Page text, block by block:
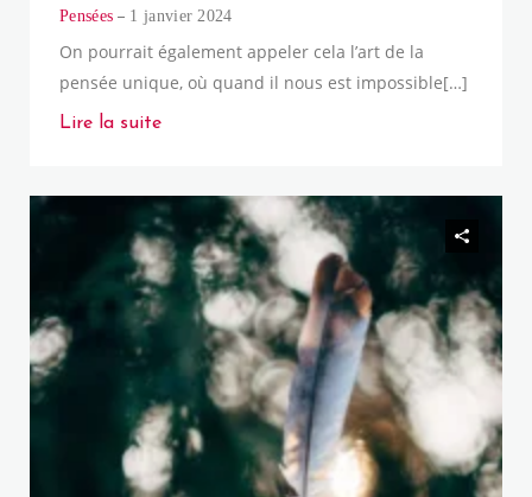
Pensées 1 janvier 2024
On pourrait également appeler cela l’art de la
pensée unique, où quand il nous est impossible[…]
Lire la suite